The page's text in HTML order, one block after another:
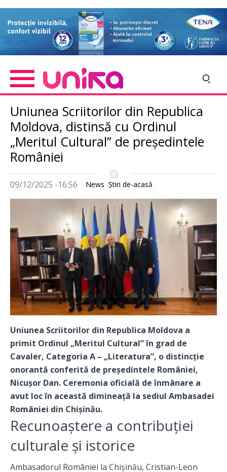
to
content
Uniunea Scriitorilor din Republica
Moldova, distinsă cu Ordinul
„Meritul Cultural” de președintele
României
09/12/2025 -16:56 News Știri de-acasă
Uniunea Scriitorilor din Republica Moldova a
primit Ordinul „Meritul Cultural” în grad de
Cavaler, Categoria A – „Literatura”, o distincție
onorantă conferită de președintele României,
Nicușor Dan. Ceremonia oficială de înmânare a
avut loc în această dimineață la sediul Ambasadei
României din Chișinău.
Recunoaștere a contribuției
culturale și istorice
Ambasadorul României la Chișinău, Cristian-Leon